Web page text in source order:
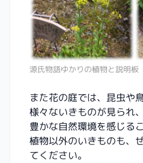
源氏物語ゆかりの植物と説明板
また花の庭では、昆虫や
様々ないきものが見られ
豊かな自然環境を感じる
植物以外のいきものも、
てください。